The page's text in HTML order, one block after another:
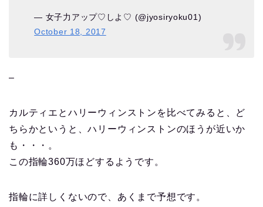
— 女子力アップ♡しよ♡ (@jyosiryoku01)
October 18, 2017
–
カルティエとハリーウィンストンを比べてみると、ど
ちらかというと、ハリーウィンストンのほうが近いか
も・・・。
この指輪360万ほどするようです。
指輪に詳しくないので、あくまで予想です。